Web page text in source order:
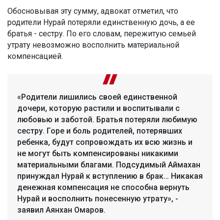
Обосновывая эту сумму, адвокат отметил, что
родители Нурай потеряли единственную дочь, а ее
братья - сестру. По его словам, пережитую семьей
утрату невозможно восполнить материальной
компенсацией.
«Родители лишились своей единственной
дочери, которую растили и воспитывали с
любовью и заботой. Братья потеряли любимую
сестру. Горе и боль родителей, потерявших
ребенка, будут сопровождать их всю жизнь и
не могут быть компенсированы никакими
материальными благами. Подсудимый Аймахан
принуждал Нурай к вступлению в брак… Никакая
денежная компенсация не способна вернуть
Нурай и восполнить понесенную утрату», -
заявил Аянхан Омаров.